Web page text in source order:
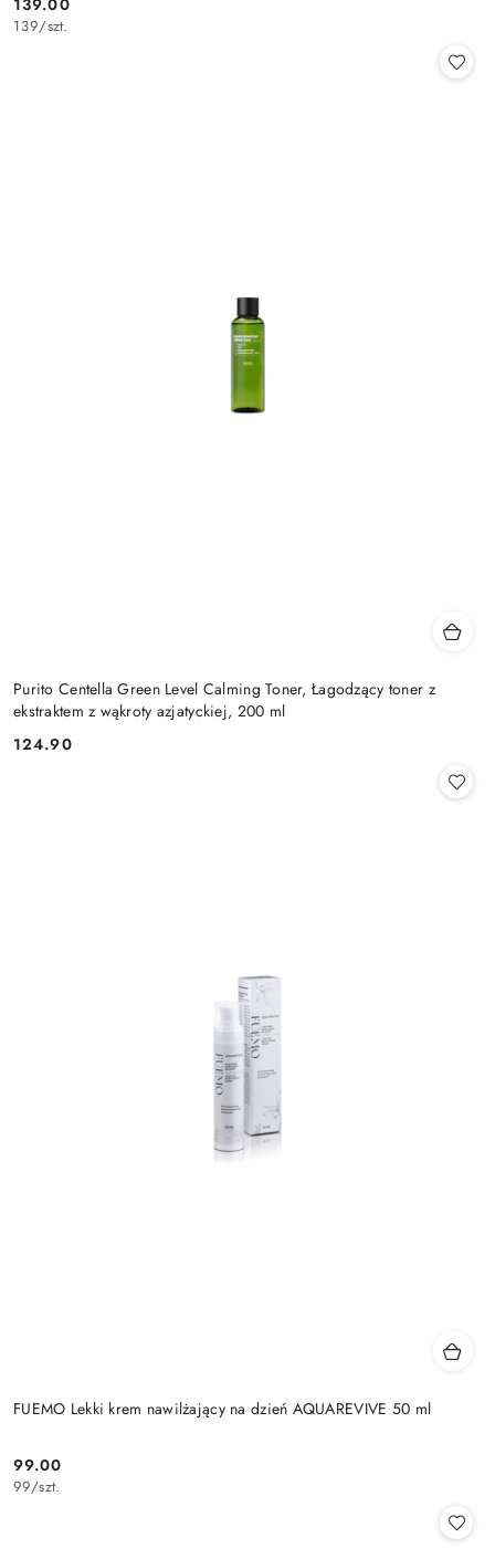
Cena:
139/szt.
Purito Centella Green Level Calming Toner, Łagodzący toner z
ekstraktem z wąkroty azjatyckiej, 200 ml
Cena:
124.90
FUEMO Lekki krem nawilżający na dzień AQUAREVIVE 50 ml
Cena:
99.00
99/szt.